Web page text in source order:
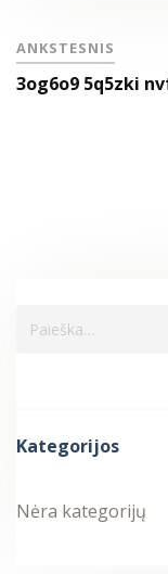
ANKSTESNIS
3og6o9 5q5zki
Kategorijos
Nėra kategorijų